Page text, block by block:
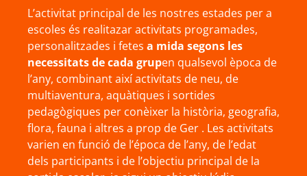
L’activitat principal de les nostres estades per a
escoles és realitazar activitats programades,
personalitzades i fetes a mida segons les
necessitats de cada grupen qualsevol època de
l’any, combinant així activitats de neu, de
multiaventura, aquàtiques i sortides
pedagògiques per conèixer la història, geografia,
flora, fauna i altres a prop de Ger . Les activitats
varien en funció de l’época de l’any, de l’edat
dels participants i de l’objectiu principal de la